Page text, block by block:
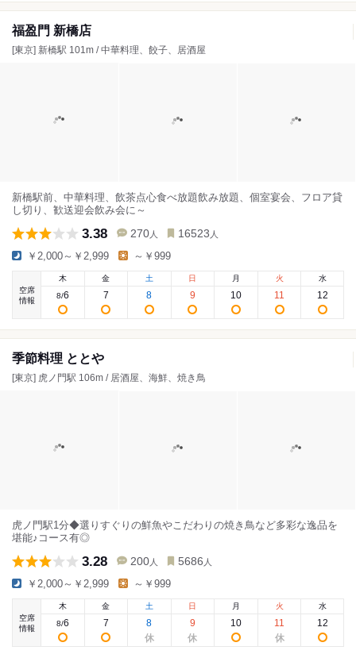
福盈門 新橋店
[東京] 新橋駅 101m / 中華料理、餃子、居酒屋
新橋駅前、中華料理、飲茶点心食べ放題飲み放題、個室宴会、フロア貸
し切り、歓送迎会飲み会に～
3.38 270 人 16523 人
￥2,000～￥2,999 ～￥999
空席
情報
木
8/6
金
7
土
8
日
9
月
10
火
11
水
12
季節料理 ととや
[東京] 虎ノ門駅 106m / 居酒屋、海鮮、焼き鳥
虎ノ門駅1分◆選りすぐりの鮮魚やこだわりの焼き鳥など多彩な逸品を
堪能♪コース有◎
3.28 200 人 5686 人
￥2,000～￥2,999 ～￥999
空席
情報
木
8/6
金
7
土
8
日
9
月
10
火
11
水
12